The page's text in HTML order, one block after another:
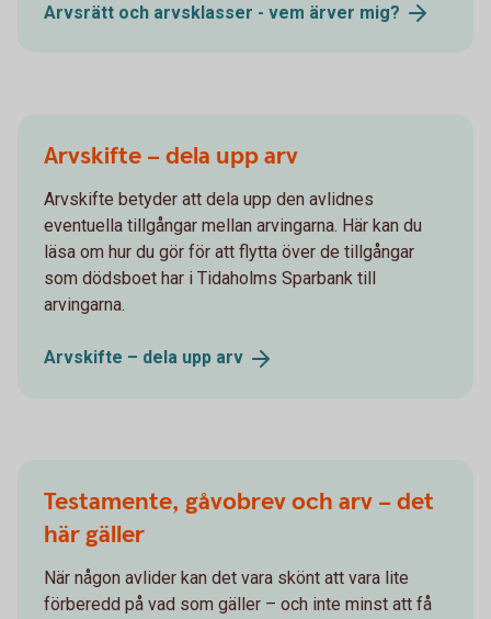
Arvsrätt och arvsklasser - vem ärver mig?
Arvskifte – dela upp arv
Arvskifte betyder att dela upp den avlidnes
eventuella tillgångar mellan arvingarna. Här kan du
läsa om hur du gör för att flytta över de tillgångar
som dödsboet har i Tidaholms Sparbank till
arvingarna.
Arvskifte – dela upp arv
Testamente, gåvobrev och arv – det
här gäller
När någon avlider kan det vara skönt att vara lite
förberedd på vad som gäller – och inte minst att få